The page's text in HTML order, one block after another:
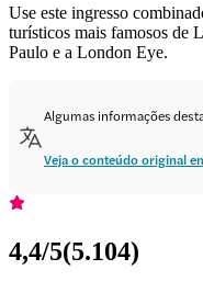
Use este ingresso
turísticos mais famosos de
Paulo e a London Eye.
Algumas informações
Veja o conteúdo original
4,4/5(5.104)